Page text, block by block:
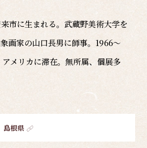
市に生まれる。武蔵野美術大学を
画家の山口長男に師事。1966～
メリカに滞在。無所属、個展多
島根県